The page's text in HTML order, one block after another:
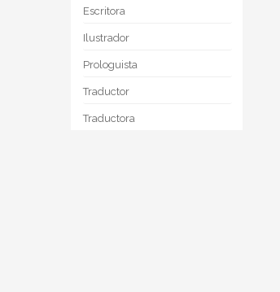
Escritora
Ilustrador
Prologuista
Traductor
Traductora